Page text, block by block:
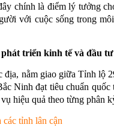
chính là điểm lý tưởng
với cuộc sống trong
triển kinh tế và đầu
nằm giao giữa Tỉnh lộ
Ninh đạt tiêu chuẩn
hiệu quả theo từng phân
tỉnh lân cận